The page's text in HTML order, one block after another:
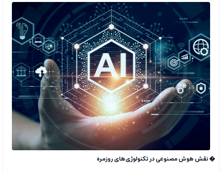
� نقش هوش مصنوعی در تکنولوژی‌های روزمره